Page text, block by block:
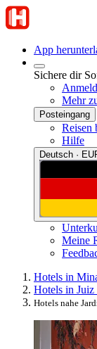
App
Sichere dir
Mehr
Posteingang
Reisen
Hilfe
Deutsch ·
Meine
Hotels in
Hotels in Juiz
Hotels nahe